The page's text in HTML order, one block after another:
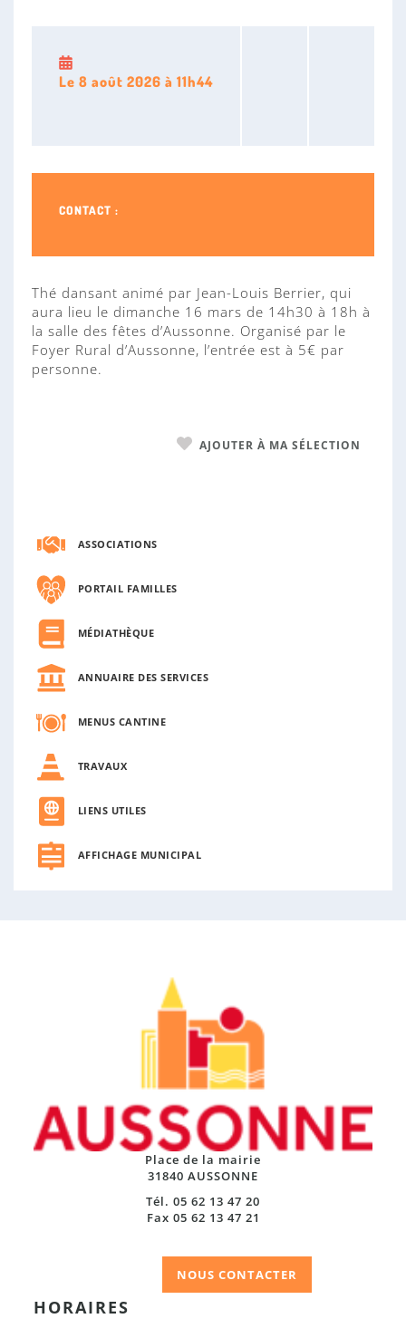
Le 8 août 2026 à 11h44
CONTACT :
Thé dansant animé par Jean-Louis Berrier, qui
aura lieu le dimanche 16 mars de 14h30 à 18h à
la salle des fêtes d’Aussonne. Organisé par le
Foyer Rural d’Aussonne, l’entrée est à 5€ par
personne.
AJOUTER À MA SÉLECTION
ASSOCIATIONS
PORTAIL FAMILLES
MÉDIATHÈQUE
ANNUAIRE DES SERVICES
MENUS CANTINE
TRAVAUX
LIENS UTILES
AFFICHAGE MUNICIPAL
Place de la mairie
31840 AUSSONNE
Tél. 05 62 13 47 20
Fax 05 62 13 47 21
NOUS CONTACTER
HORAIRES